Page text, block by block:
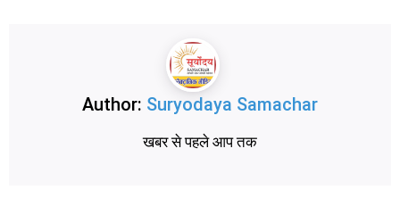
Author: Suryodaya Samachar
खबर से पहले आप तक